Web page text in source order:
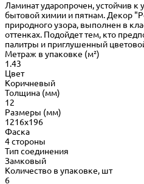
Ламинат ударопрочен, устойчив
бытовой химии и пятнам. Декор
природного узора, выполнен в
оттенках. Подойдет тем, кто
палитры и приглушенный
Метраж в упаковке (м²)
1.43
Цвет
Коричневый
Толщина (мм)
12
Размеры (мм)
1216x196
Фаска
4 стороны
Тип соединения
Замковый
Количество в упаковке, шт
6